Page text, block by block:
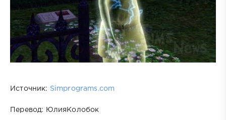
Источник: Simprograms.com
Перевод: ЮлияКолобок